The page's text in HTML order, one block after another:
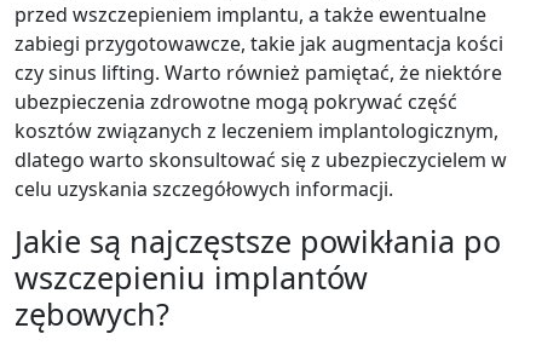
przed wszczepieniem implantu, a także ewentualne
zabiegi przygotowawcze, takie jak augmentacja kości
czy sinus lifting. Warto również pamiętać, że niektóre
ubezpieczenia zdrowotne mogą pokrywać część
kosztów związanych z leczeniem implantologicznym,
dlatego warto skonsultować się z ubezpieczycielem w
celu uzyskania szczegółowych informacji.
Jakie są najczęstsze powikłania po
wszczepieniu implantów
zębowych?